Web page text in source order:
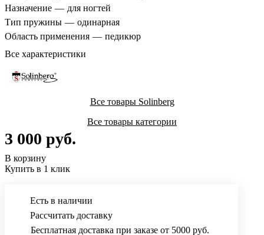
Назначение — для ногтей
Тип пружины — одинарная
Область применения — педикюр
Все характеристики
Все товары Solinberg
Все товары категории
3 000 руб.
В корзину
Купить в 1 клик
Есть в наличии
Рассчитать доставку
Бесплатная доставка при заказе от 5000 руб.